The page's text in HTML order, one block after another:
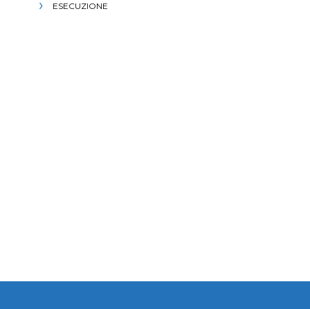
ESECUZIONE